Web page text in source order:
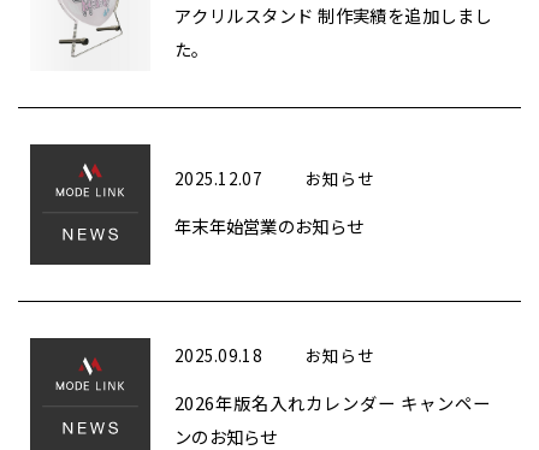
アクリルスタンド 制作実績を追加しまし
た。
2025.12.07 お知らせ
年末年始営業のお知らせ
2025.09.18 お知らせ
2026年版名入れカレンダー キャンペー
ンのお知らせ